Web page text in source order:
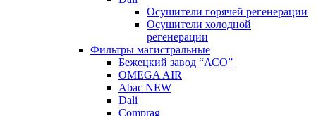
Осушители горячей регенерации
Осушители холодной
регенерации
Фильтры магистральные
Бежецкий завод “АСО”
OMEGA AIR
Abac NEW
Dali
Comprag